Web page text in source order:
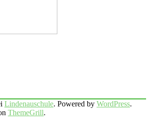
Lindenauschule. Powered by WordPress.
ThemeGrill.